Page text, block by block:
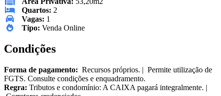
Quartos: 2
Vagas: 1
Tipo: Venda Online
Condições
Forma de pagamento: Recursos próprios. | Permite utilização de
FGTS. Consulte condições e enquadramento.
Regra: Tributos e condomínio: A CAIXA pagará integralmente. |